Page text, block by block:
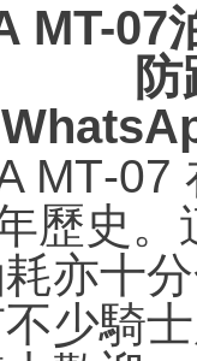
MT-07
歷史
亦十
少騎